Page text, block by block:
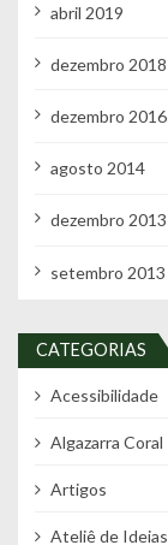
abril 2019
dezembro 2018
dezembro 2016
agosto 2014
dezembro 2013
setembro 2013
CATEGORIAS
Acessibilidade
Algazarra Coral
Artigos
Ateliê de Ideias